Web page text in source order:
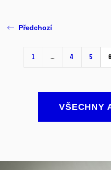
Předchozí
1 … 4 5 6
VŠECHNY